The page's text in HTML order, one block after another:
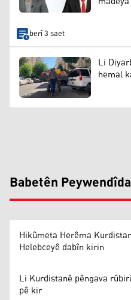
berî 3 saet
Li
hemal
Babetên
Hikûmeta Herêma
Helebceyê dabîn kirin
Li Kurdistanê pêngava
pê kir